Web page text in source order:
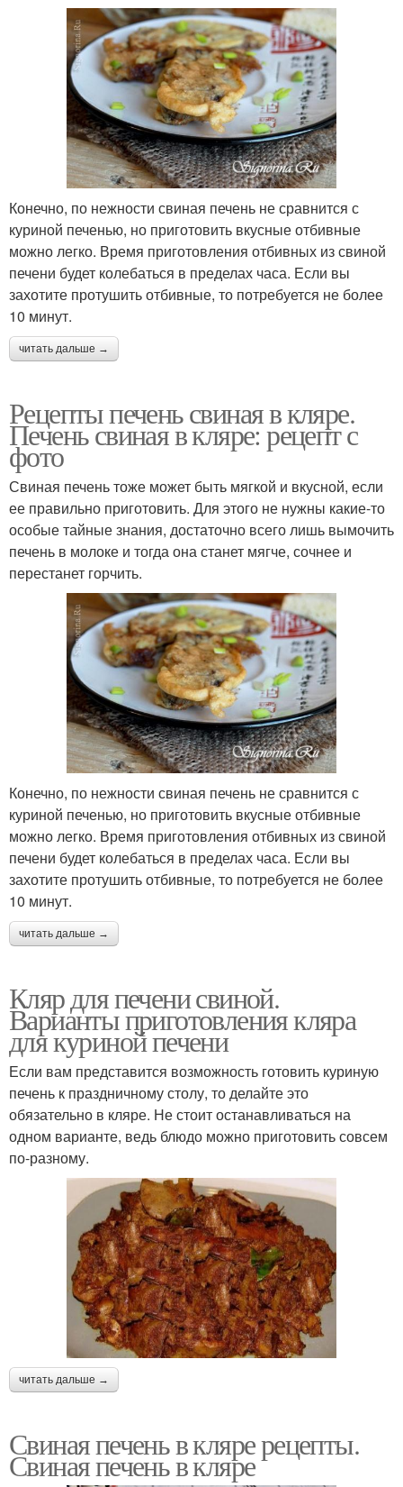
Конечно, по нежности свиная печень не сравнится с
куриной печенью, но приготовить вкусные отбивные
можно легко. Время приготовления отбивных из свиной
печени будет колебаться в пределах часа. Если вы
захотите протушить отбивные, то потребуется не более
10 минут.
читать дальше →
Рецепты печень свиная в кляре.
Печень свиная в кляре: рецепт с
фото
Свиная печень тоже может быть мягкой и вкусной, если
ее правильно приготовить. Для этого не нужны какие-то
особые тайные знания, достаточно всего лишь вымочить
печень в молоке и тогда она станет мягче, сочнее и
перестанет горчить.
Конечно, по нежности свиная печень не сравнится с
куриной печенью, но приготовить вкусные отбивные
можно легко. Время приготовления отбивных из свиной
печени будет колебаться в пределах часа. Если вы
захотите протушить отбивные, то потребуется не более
10 минут.
читать дальше →
Кляр для печени свиной.
Варианты приготовления кляра
для куриной печени
Если вам представится возможность готовить куриную
печень к праздничному столу, то делайте это
обязательно в кляре. Не стоит останавливаться на
одном варианте, ведь блюдо можно приготовить совсем
по-разному.
читать дальше →
Свиная печень в кляре рецепты.
Свиная печень в кляре